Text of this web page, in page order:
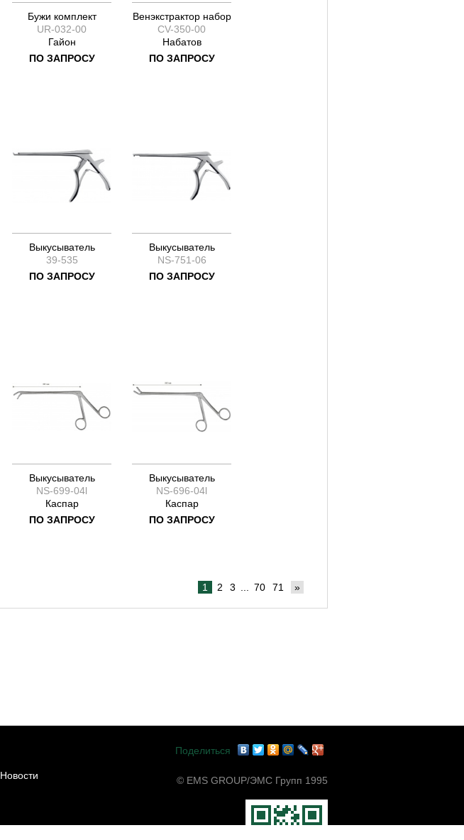
Бужи комплект
UR-032-00
Гайон
ПО ЗАПРОСУ
Венэкстрактор набор
CV-350-00
Набатов
ПО ЗАПРОСУ
Выкусыватель
39-535
ПО ЗАПРОСУ
Выкусыватель
NS-751-06
ПО ЗАПРОСУ
Выкусыватель
NS-699-04l
Каспар
ПО ЗАПРОСУ
Выкусыватель
NS-696-04l
Каспар
ПО ЗАПРОСУ
1 2 3 70 71 »
Новости
Поделиться
© EMS GROUP/ЭМС Групп 1995